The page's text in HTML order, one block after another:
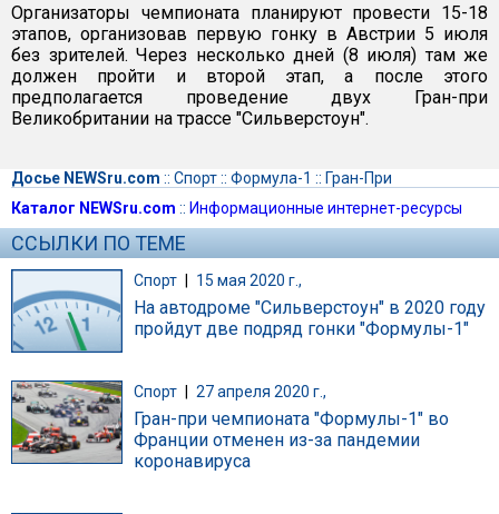
Организаторы чемпионата планируют провести 15-18
этапов, организовав первую гонку в Австрии 5 июля
без зрителей. Через несколько дней (8 июля) там же
должен пройти и второй этап, а после этого
предполагается проведение двух Гран-при
Великобритании на трассе "Сильверстоун".
Досье NEWSru.com :: Спорт:: Формула-1 :: Гран-При
Каталог NEWSru.com :: Информационные интернет-ресурсы
ССЫЛКИ ПО ТЕМЕ
Спорт | 15 мая 2020 г.,
На автодроме "Сильверстоун" в 2020 году
пройдут две подряд гонки "Формулы-1"
Спорт 27 апреля 2020 г.,
Гран-при чемпионата "Формулы-1" во
Франции отменен из-за пандемии
коронавируса